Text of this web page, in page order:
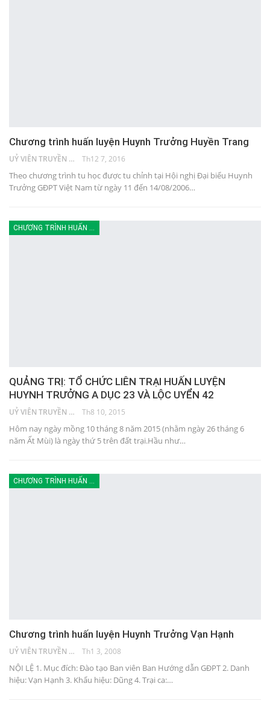
Chương trình huấn luyện Huynh Trưởng Huyền Trang
UỶ VIÊN TRUYỀN THÔNG Th12 7, 2016
Theo chương trình tu học được tu chỉnh tại Hội nghị Đại biểu Huynh
Trưởng GĐPT Việt Nam từ ngày 11 đến 14/08/2006…
CHƯƠNG TRÌNH HUẤN LUYỆN
QUẢNG TRỊ: TỔ CHỨC LIÊN TRẠI HUẤN LUYỆN
HUYNH TRƯỞNG A DỤC 23 VÀ LỘC UYỂN 42
UỶ VIÊN TRUYỀN THÔNG Th8 10, 2015
Hôm nay ngày mồng 10 tháng 8 năm 2015 (nhằm ngày 26 tháng 6
năm Ất Mùi) là ngày thứ 5 trên đất trại.Hầu như…
CHƯƠNG TRÌNH HUẤN LUYỆN
Chương trình huấn luyện Huynh Trưởng Vạn Hạnh
UỶ VIÊN TRUYỀN THÔNG Th1 3, 2008
NỘI LỆ 1. Mục đích: Đào tạo Ban viên Ban Hướng dẫn GĐPT 2. Danh
hiệu: Vạn Hạnh 3. Khẩu hiệu: Dũng 4. Trại ca:…